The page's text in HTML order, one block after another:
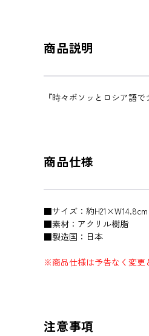
商品説明
『時々ボソッとロシア語
商品仕様
■サイズ：約H21×W14.8cm
■素材：アクリル樹脂
■製造国：日本
※商品仕様は予告なく変更
注意事項